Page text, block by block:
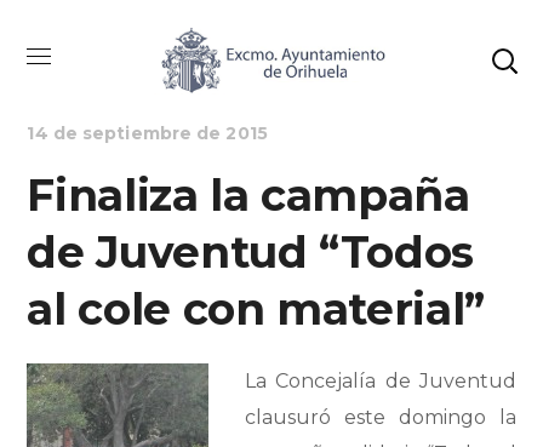
EDUCACIÓN NOTICIAS
14 de septiembre de 2015
Finaliza la campaña
de Juventud “Todos
al cole con material”
La Concejalía de Juventud
clausuró este domingo la